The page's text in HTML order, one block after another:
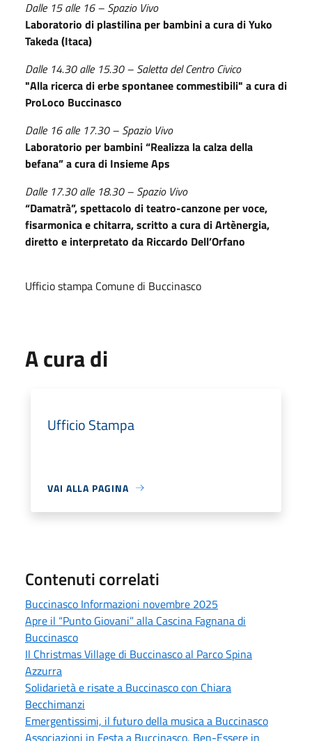
Dalle 15 alle 16 – Spazio Vivo
Laboratorio di plastilina per bambini a cura di Yuko
Takeda (Itaca)
Dalle 14.30 alle 15.30 – Saletta del Centro Civico
"Alla ricerca di erbe spontanee commestibili" a cura di
ProLoco Buccinasco
Dalle 16 alle 17.30 – Spazio Vivo
Laboratorio per bambini “Realizza la calza della
befana” a cura di Insieme Aps
Dalle 17.30 alle 18.30 – Spazio Vivo
“Damatrà”, spettacolo di teatro-canzone per voce,
fisarmonica e chitarra, scritto a cura di Artènergia,
diretto e interpretato da Riccardo Dell’Orfano
Ufficio stampa Comune di Buccinasco
A cura di
Ufficio Stampa
VAI ALLA PAGINA
Contenuti correlati
Buccinasco Informazioni novembre 2025
Apre il “Punto Giovani” alla Cascina Fagnana di
Buccinasco
Il Christmas Village di Buccinasco al Parco Spina
Azzurra
Solidarietà e risate a Buccinasco con Chiara
Becchimanzi
Emergentissimi, il futuro della musica a Buccinasco
Associazioni in Festa a Buccinasco, Ben-Essere in